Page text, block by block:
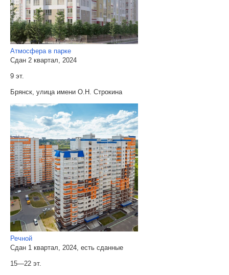
Атмосфера в парке
Сдан 2 квартал, 2024
9 эт.
Брянск, улица имени О.Н. Строкина
Речной
Сдан 1 квартал, 2024, есть сданные
15—22 эт.